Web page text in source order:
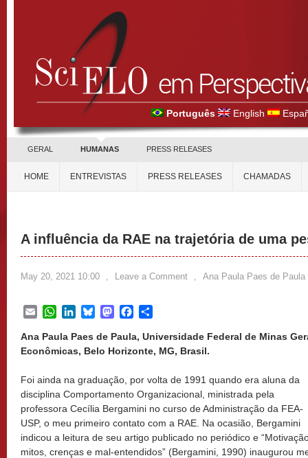
Português English
GERAL HUMANAS PRESS RELEASES
HOME ENTREVISTAS PRESS RELEASES CHAMADAS
A influência da RAE na trajetória de uma
May 20, 2021 10:00 , Leave a Comment , Ana Paula Paes de Paula
EmailWhatsApp
LinkedInBlueskyMastodonFacebook
Ana Paula Paes de Paula, Universidade Federal de Minas
Econômicas, Belo Horizonte, MG, Brasil.
Foi ainda na graduação, por volta de 1991 quando era aluna da
disciplina Comportamento Organizacional, ministrada pela
professora Cecília Bergamini no curso de Administração da FEA-
USP, o meu primeiro contato com a RAE. Na ocasião, Bergamini
indicou a leitura de seu artigo publicado no periódico e
mitos, crenças e mal-entendidos” (Bergamini, 1990) inaugurou